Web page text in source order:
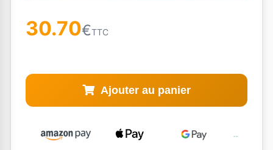
30.70€TTC
Ajouter au panier